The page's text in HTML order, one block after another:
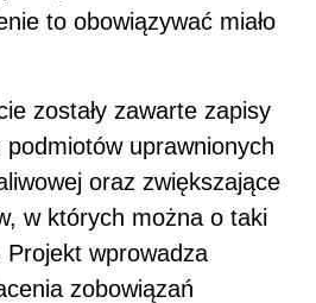
to obowiązywać miało
zostały zawarte zapisy
uprawnionych
oraz zwiększające
w których można o taki
wprowadza
zobowiązań